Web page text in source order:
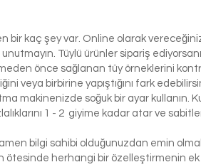
bir kaç şey var. Online olarak
Tüylü ürünler sipariş
önce sağlanan tüy örneklerini
veya birbirine yapıştığını fark
makinenizde soğuk bir ayar kullanın.
1 - 2 giyime kadar atar ve
bilgi sahibi olduğunuzdan emin
ötesinde herhangi bir özelleştirmenin